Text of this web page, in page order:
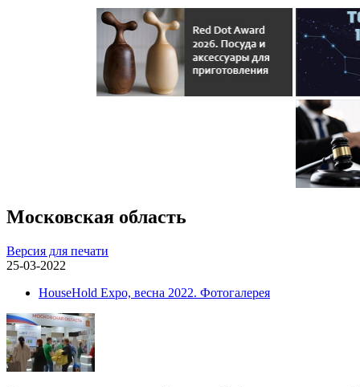
Московская область
Версия для печати
25-03-2022
HouseHold Expo, весна 2022. Фотогалерея